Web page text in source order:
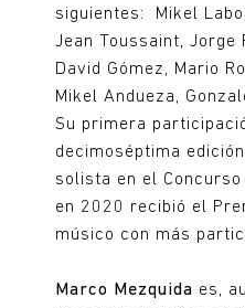
siguientes: Mikel
Jean Toussaint, Jorge
David Gómez, Mario
Mikel Andueza,
Su primera
decimoséptima
solista en el Concurso
en 2020 recibió el
músico con más
Marco Mezquida es,